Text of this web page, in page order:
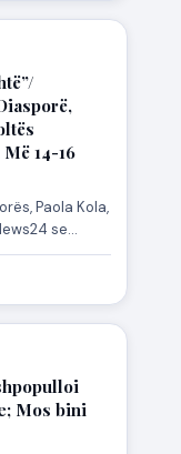
14-16
Paola Kola,
se
Mos bini